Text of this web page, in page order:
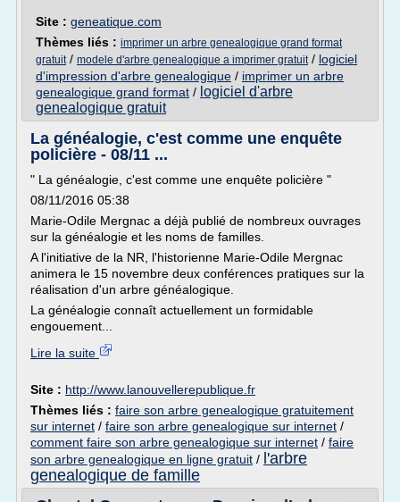
Site : geneatique.com
Thèmes liés : imprimer un arbre genealogique grand format
gratuit/ modele d'arbre genealogique a imprimer gratuit/ logiciel
d'impression d'arbre genealogique / imprimer un arbre
genealogique grand format / logiciel d'arbre
genealogique gratuit
La généalogie, c'est comme une enquête
policière - 08/11 ...
" La généalogie, c'est comme une enquête policière "
08/11/2016 05:38
Marie-Odile Mergnac a déjà publié de nombreux ouvrages
sur la généalogie et les noms de familles.
A l'initiative de la NR, l'historienne Marie-Odile Mergnac
animera le 15 novembre deux conférences pratiques sur la
réalisation d'un arbre généalogique.
La généalogie connaît actuellement un formidable
engouement...
Lire la suite
Site : http://www.lanouvellerepublique.fr
Thèmes liés : faire son arbre genealogique gratuitement
sur internet / faire son arbre genealogique sur internet /
comment faire son arbre genealogique sur internet / faire
son arbre genealogique en ligne gratuit / l'arbre
genealogique de famille